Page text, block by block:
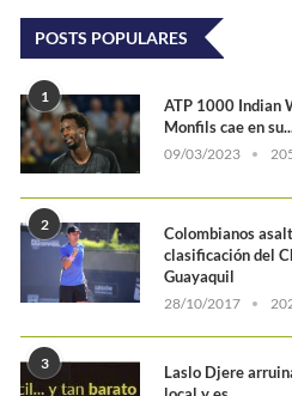
POSTS POPULARES
1
ATP 1000 Indian
Monfils cae en
09/03/2023
2
Colombianos
clasificación del
Guayaquil
28/10/2017
3
Laslo Djere